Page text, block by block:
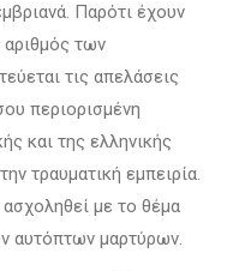
Παρότι έχουν
αριθμός των
τις απελάσεις
περιορισμένη
και της ελληνικής
τραυματική εμπειρία.
με το θέμα
αυτόπτων μαρτύρων.